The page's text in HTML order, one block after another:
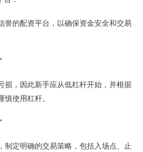
誉的配资平台，以确保资金安全和交易
损，因此新手应从低杠杆开始，并根据
使用杠杆。
制定明确的交易策略，包括入场点、止